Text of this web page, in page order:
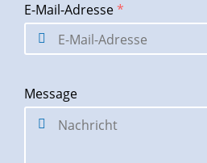
E-Mail-Adresse*
Message